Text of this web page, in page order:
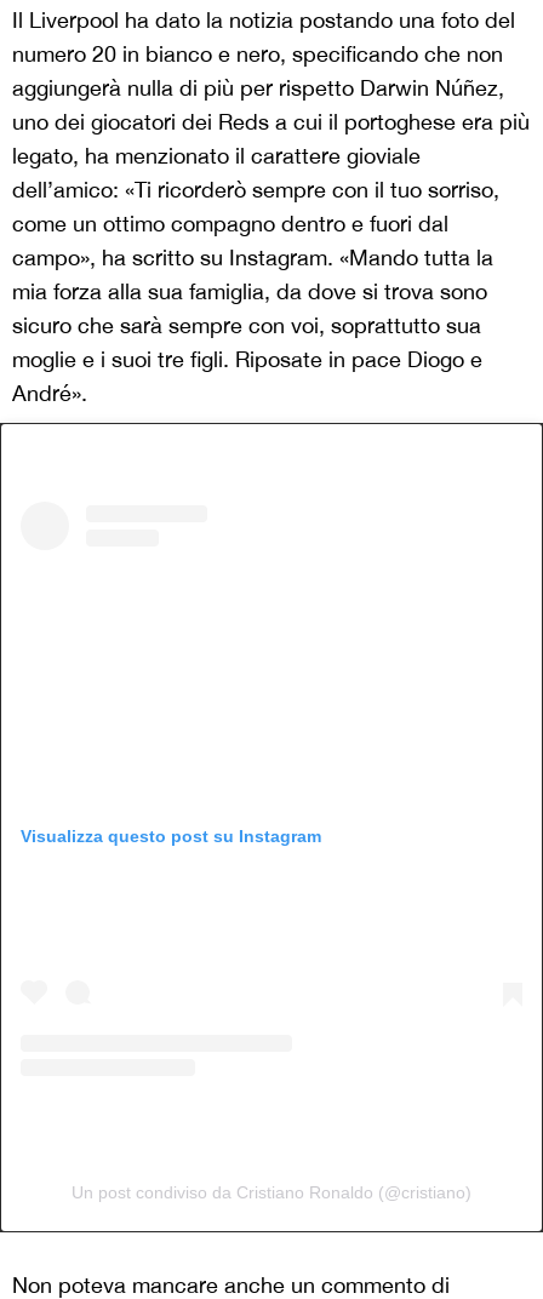
Il Liverpool ha dato la notizia postando una foto del
numero 20 in bianco e nero, specificando che non
aggiungerà nulla di più per rispetto Darwin Núñez,
uno dei giocatori dei Reds a cui il portoghese era più
legato, ha menzionato il carattere gioviale
dell’amico: «Ti ricorderò sempre con il tuo sorriso,
come un ottimo compagno dentro e fuori dal
campo», ha scritto su Instagram. «Mando tutta la
mia forza alla sua famiglia, da dove si trova sono
sicuro che sarà sempre con voi, soprattutto sua
moglie e i suoi tre figli. Riposate in pace Diogo e
André».
Visualizza questo post su Instagram
Un post condiviso da Cristiano Ronaldo (@cristiano)
Non poteva mancare anche un commento di